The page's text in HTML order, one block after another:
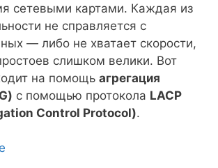
сетевыми картами. Каждая из
не справляется с
— либо не хватает скорости,
слишком велики. Вот
на помощь агрегация
с помощью протокола LACP
Control Protocol).